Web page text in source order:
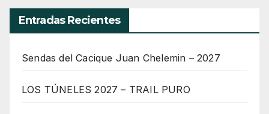
Entradas Recientes
Sendas del Cacique Juan Chelemin – 2027
LOS TÚNELES 2027 – TRAIL PURO